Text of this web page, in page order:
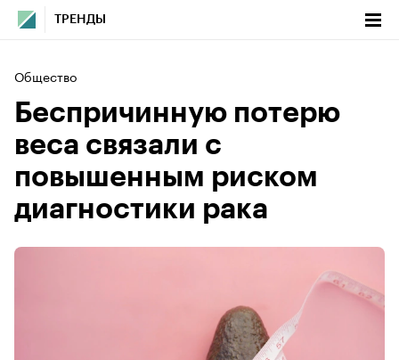
ТРЕНДЫ
Общество
Беспричинную потерю
веса связали с
повышенным риском
диагностики рака